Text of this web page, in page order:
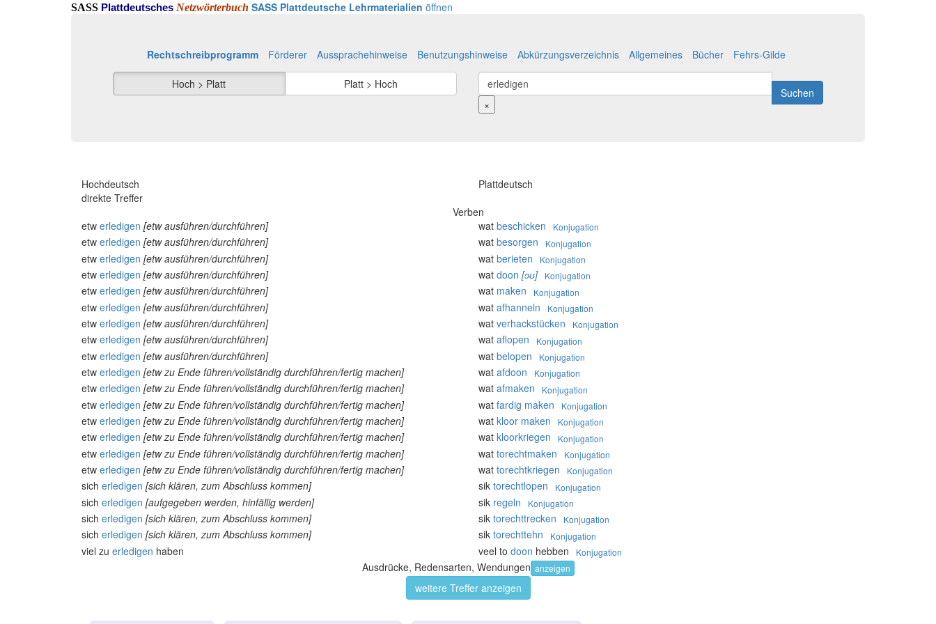
SASS Plattdeutsches Netzwörterbuch SASS Plattdeutsche Lehrmaterialien öffnen
Rechtschreibprogramm Förderer Aussprachehinweise Benutzungshinweise Abkürzungsverzeichnis Allgemeines Bücher Fehrs-Gilde
Hoch > Platt
Platt > Hoch
×
Suchen
Hochdeutsch
Plattdeutsch
direkte Treffer
Verben
etw erledigen [etw ausführen/durchführen] wat beschicken Konjugation
etw erledigen [etw ausführen/durchführen] wat besorgen Konjugation
etw erledigen [etw ausführen/durchführen] wat berieten Konjugation
etw erledigen [etw ausführen/durchführen] wat doon [ɔʊ] Konjugation
etw erledigen [etw ausführen/durchführen] wat maken Konjugation
etw erledigen [etw ausführen/durchführen] wat afhanneln Konjugation
etw erledigen [etw ausführen/durchführen] wat verhackstücken Konjugation
etw erledigen [etw ausführen/durchführen] wat aflopen Konjugation
etw erledigen [etw ausführen/durchführen] wat belopen Konjugation
etw erledigen [etw zu Ende führen/vollständig durchführen/fertig machen] wat afdoon Konjugation
etw erledigen [etw zu Ende führen/vollständig durchführen/fertig machen] wat afmaken Konjugation
etw erledigen [etw zu Ende führen/vollständig durchführen/fertig machen] wat fardig maken Konjugation
etw erledigen [etw zu Ende führen/vollständig durchführen/fertig machen] wat kloor maken Konjugation
etw erledigen [etw zu Ende führen/vollständig durchführen/fertig machen] wat kloorkriegen Konjugation
etw erledigen [etw zu Ende führen/vollständig durchführen/fertig machen] wat torechtmaken Konjugation
etw erledigen [etw zu Ende führen/vollständig durchführen/fertig machen] wat torechtkriegen Konjugation
sich erledigen [sich klären, zum Abschluss kommen] sik torechtlopen Konjugation
sich erledigen [aufgegeben werden, hinfällig werden] sik regeln Konjugation
sich erledigen [sich klären, zum Abschluss kommen] sik torechttrecken Konjugation
sich erledigen [sich klären, zum Abschluss kommen] sik torechttehn Konjugation
viel zu erledigen haben veel to doon hebben Konjugation
Ausdrücke, Redensarten, Wendungen anzeigen
weitere Treffer anzeigen